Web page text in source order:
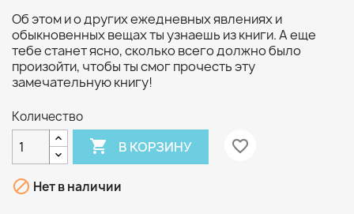
Об этом и о других ежедневных явлениях и
обыкновенных вещах ты узнаешь из книги. А еще
тебе станет ясно, сколько всего должно было
произойти, чтобы ты смог прочесть эту
замечательную книгу!
Количество
 В КОРЗИНУ favorite_border
 Нет в наличии